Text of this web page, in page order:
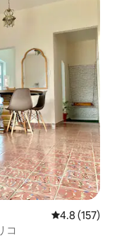
レビュー157
4.8 (157)
コ